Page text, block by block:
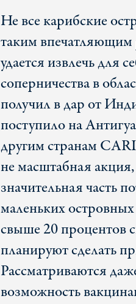
Не все карибские
таким
удается извлечь для
соперничества в
получил в дар от
поступило на
другим странам
не масштабная
значительная часть
маленьких
свыше 20 процентов
планируют сделать
Рассматриваются
возможность